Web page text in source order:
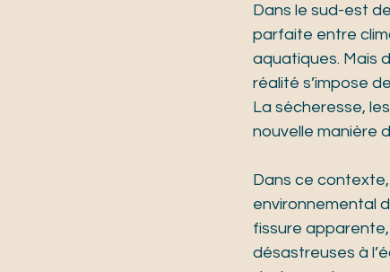
Dans le sud-est
parfaite entre
aquatiques. Mais
réalité s’impose
La sécheresse,
nouvelle manière
Dans ce contexte,
environnemental
fissure
désastreuses à